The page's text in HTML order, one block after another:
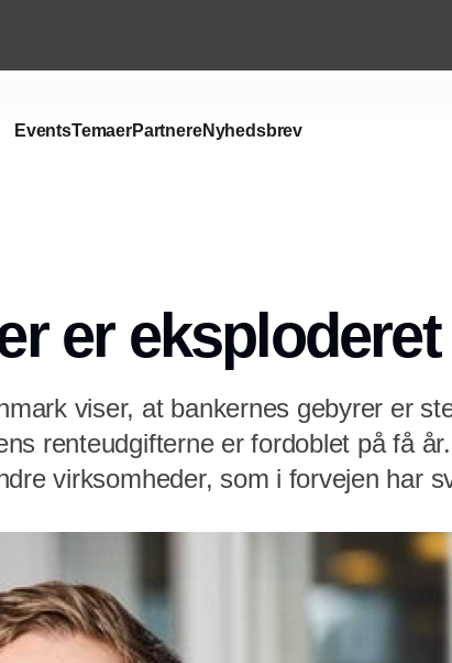
EventsTemaerPartnereNyhedsbrev
er eksploderet
viser, at bankernes gebyrer er
renteudgifterne er fordoblet på få
virksomheder, som i forvejen har